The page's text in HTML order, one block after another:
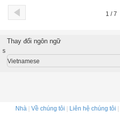
1 / 7
Thay đổi ngôn ngữ
s
Vietnamese
Nhà| Về chúng tôi Liên hệ chúng tôi